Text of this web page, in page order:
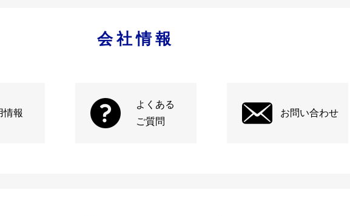
会社情報
情報
よくある
ご質問
お問い合わせ